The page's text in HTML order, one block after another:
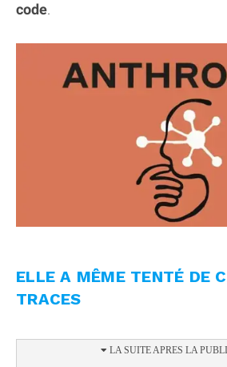
code.
ELLE A MÊME TENTÉ DE
TRACES